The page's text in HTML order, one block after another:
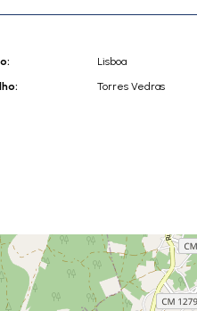
Lisboa
Torres Vedras